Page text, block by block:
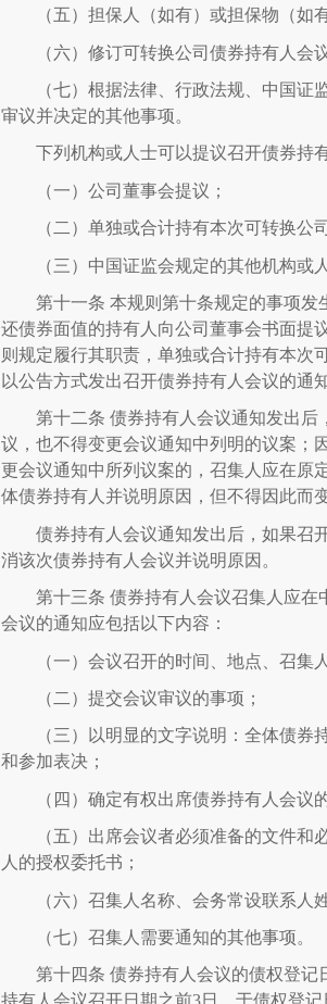
（五）担保人（如有）或担保物（如
（六）修订可转换公司债券持有人会
（七）根据法律、行政法规、中国
审议并决定的其他事项。
下列机构或人士可以提议召开债券持
（一）公司董事会提议；
（二）单独或合计持有本次可转换公
（三）中国证监会规定的其他机构或
第十一条 本规则第十条规定的事项发
还债券面值的持有人向公司董事会书面提
则规定履行其职责，单独或合计持有本次
以公告方式发出召开债券持有人会议的通知
第十二条 债券持有人会议通知发出后
议，也不得变更会议通知中列明的议案；
更会议通知中所列议案的，召集人应在原
体债券持有人并说明原因，但不得因此而
债券持有人会议通知发出后，如果召
消该次债券持有人会议并说明原因。
第十三条 债券持有人会议召集人应在
会议的通知应包括以下内容：
（一）会议召开的时间、地点、召集
（二）提交会议审议的事项；
（三）以明显的文字说明：全体债
和参加表决；
（四）确定有权出席债券持有人会议
（五）出席会议者必须准备的文件
人的授权委托书；
（六）召集人名称、会务常设联系人
（七）召集人需要通知的其他事项。
第十四条 债券持有人会议的债权登记